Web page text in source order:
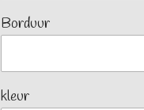
Borduur
kleur